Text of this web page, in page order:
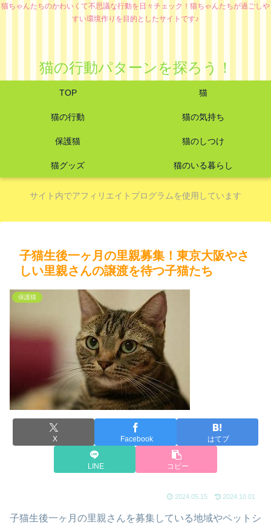
猫ちゃんたちのかわいくて不思議な行動を日々チェック！猫ちゃんたちが過ごしや
すい環境作りを目的としたサイトです♪
猫の行動パターンを探ろう！
TOP 猫
猫の行動 猫の気持ち
保護猫 猫のしつけ
猫グッズ 猫のいる暮らし
サイト内でアフィリエイトプログラムを使用しています
子猫生後一ヶ月の里親募集！東京大阪やさ
しい里親さんの譲渡を待つ子猫たち
保護猫
X Facebook はてブ
LINE コピー
2024.05.15 2024.10.01
子猫生後一ヶ月の里親さんを募集している地域やペットシ